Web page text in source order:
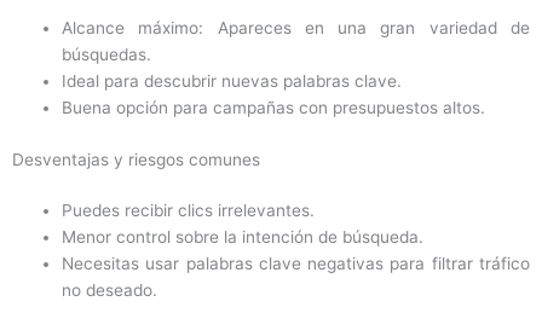
Alcance máximo: Apareces en una gran variedad de
búsquedas.
Ideal para descubrir nuevas palabras clave.
Buena opción para campañas con presupuestos altos.
Desventajas y riesgos comunes
Puedes recibir clics irrelevantes.
Menor control sobre la intención de búsqueda.
Necesitas usar palabras clave negativas para filtrar tráfico
no deseado.